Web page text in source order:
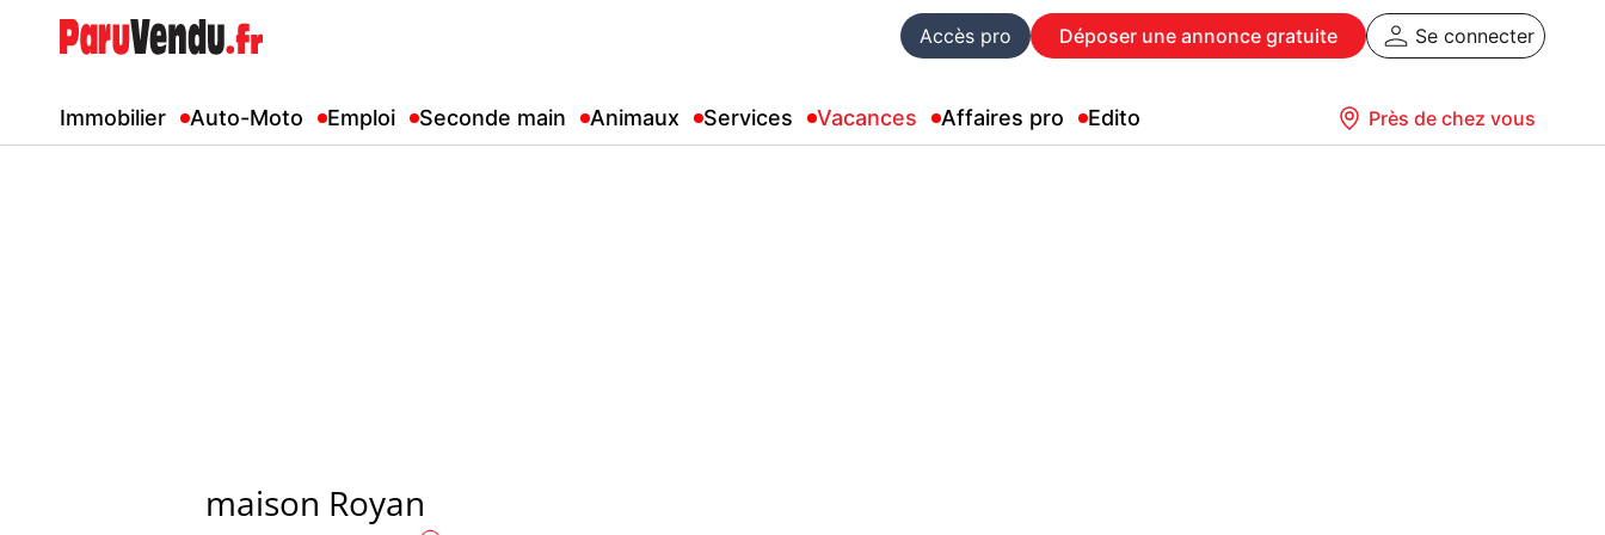
Accès pro Déposer une annonce gratuite Se connecter
Immobilier Auto-Moto Emploi Seconde main Animaux Services Vacances Affaires pro Edito Près de chez vous
maison Royan